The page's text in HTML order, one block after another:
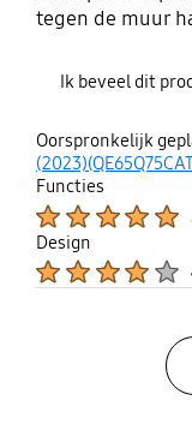
tegen de muur
functies en
Ik beveel dit
Oorspronkelijk
Functies
Design